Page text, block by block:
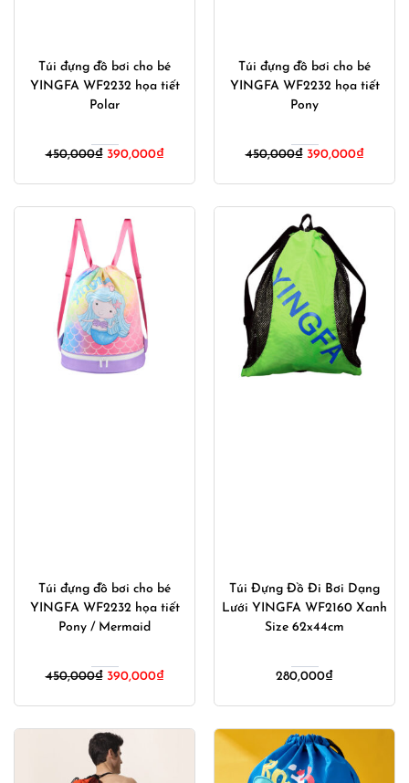
Túi đựng đồ bơi cho bé
YINGFA WF2232 họa tiết
Polar
450,000₫ Giá
450,000₫.
390,000₫Giá
là:
Túi đựng đồ bơi cho bé
YINGFA WF2232 họa tiết
Pony
450,000₫ Giá
450,000₫.
390,000₫Giá
là:
Túi đựng đồ bơi cho bé
YINGFA WF2232 họa tiết
Pony / Mermaid
450,000₫ Giá
450,000₫.
390,000₫Giá
là:
Túi Đựng Đồ Đi Bơi Dạng
Lưới YINGFA WF2160 Xanh
Size 62x44cm
280,000₫